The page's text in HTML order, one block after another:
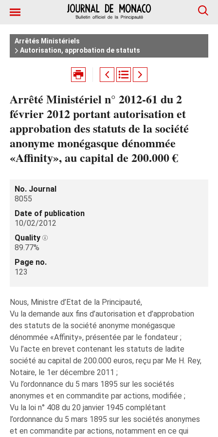
Arrêtés Ministériels
Autorisation, approbation de statuts
Arrêté Ministériel n° 2012-61 du 2
février 2012 portant autorisation et
approbation des statuts de la société
anonyme monégasque dénommée
«Affinity», au capital de 200.000 €
No. Journal
8055
Date of publication
10/02/2012
Quality
89.77%
Page no.
123
Nous, Ministre d’Etat de la Principauté,
Vu la demande aux fins d’autorisation et d’approbation
des statuts de la société anonyme monégasque
dénommée «Affinity», présentée par le fondateur ;
Vu l’acte en brevet contenant les statuts de ladite
société au capital de 200.000 euros, reçu par Me H. Rey,
Notaire, le 1er décembre 2011 ;
Vu l’ordonnance du 5 mars 1895 sur les sociétés
anonymes et en commandite par actions, modifiée ;
Vu la loi n° 408 du 20 janvier 1945 complétant
l’ordonnance du 5 mars 1895 sur les sociétés anonymes
et en commandite par actions, notamment en ce qui